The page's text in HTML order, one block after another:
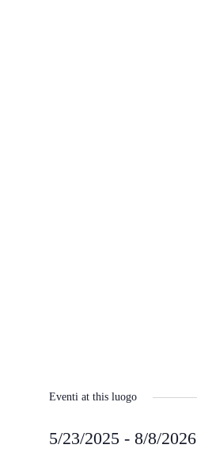
Eventi at this luogo
5/23/2025 - 8/8/2026